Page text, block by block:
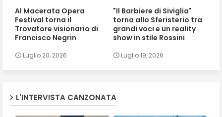
Al Macerata Opera
Festival torna il
Trovatore visionario di
Francisco Negrin
Luglio 20, 2026
"Il Barbiere di Siviglia"
torna allo Sferisterio tra
grandi voci e un reality
show in stile Rossini
Luglio 19, 2026
L'INTERVISTA CANZONATA